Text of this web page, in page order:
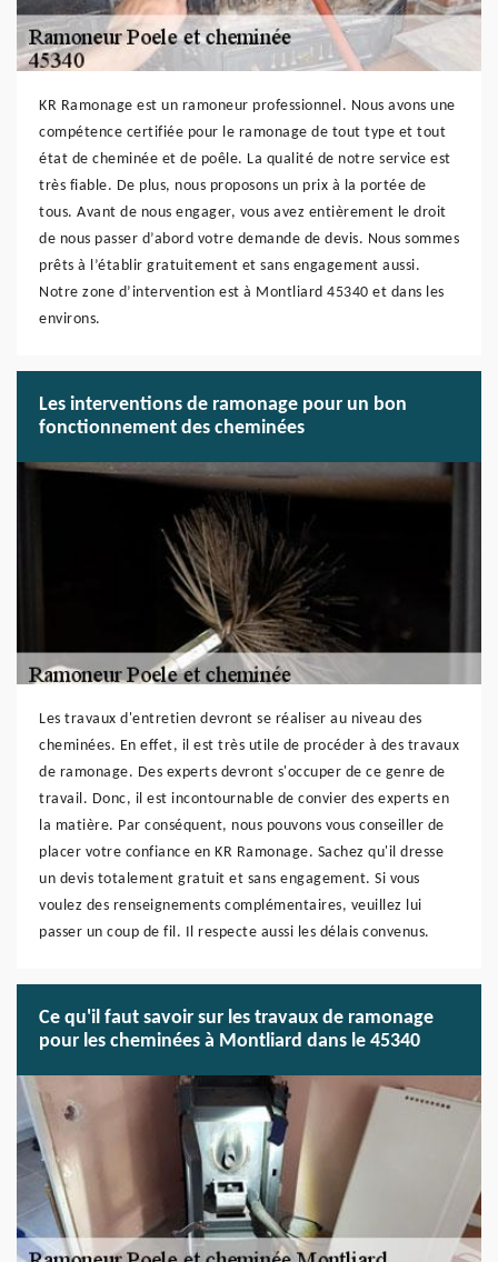
KR Ramonage est un ramoneur professionnel. Nous avons une
compétence certifiée pour le ramonage de tout type et tout
état de cheminée et de poêle. La qualité de notre service est
très fiable. De plus, nous proposons un prix à la portée de
tous. Avant de nous engager, vous avez entièrement le droit
de nous passer d’abord votre demande de devis. Nous sommes
prêts à l’établir gratuitement et sans engagement aussi.
Notre zone d’intervention est à Montliard 45340 et dans les
environs.
Les interventions de ramonage pour un bon
fonctionnement des cheminées
Les travaux d'entretien devront se réaliser au niveau des
cheminées. En effet, il est très utile de procéder à des travaux
de ramonage. Des experts devront s'occuper de ce genre de
travail. Donc, il est incontournable de convier des experts en
la matière. Par conséquent, nous pouvons vous conseiller de
placer votre confiance en KR Ramonage. Sachez qu'il dresse
un devis totalement gratuit et sans engagement. Si vous
voulez des renseignements complémentaires, veuillez lui
passer un coup de fil. Il respecte aussi les délais convenus.
Ce qu'il faut savoir sur les travaux de ramonage
pour les cheminées à Montliard dans le 45340